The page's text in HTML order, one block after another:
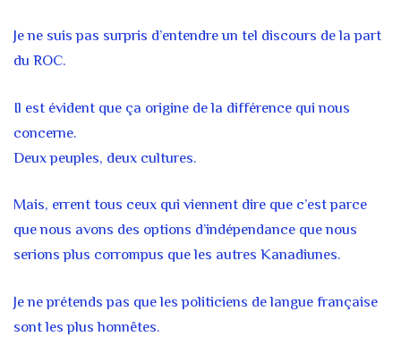
Je ne suis pas surpris d’entendre un tel discours de la part
du ROC.
Il est évident que ça origine de la différence qui nous
concerne.
Deux peuples, deux cultures.
Mais, errent tous ceux qui viennent dire que c’est parce
que nous avons des options d’indépendance que nous
serions plus corrompus que les autres Kanadiunes.
Je ne prétends pas que les politiciens de langue française
sont les plus honnêtes.